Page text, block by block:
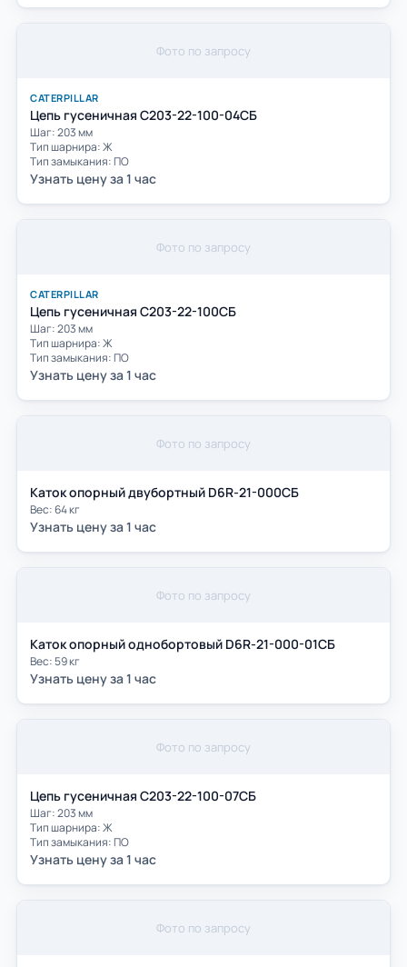
Фото по запросу
CATERPILLAR
Цепь гусеничная С203-22-100-04СБ
Шаг: 203 мм
Тип шарнира: Ж
Тип замыкания: ПО
Узнать цену за 1 час
Фото по запросу
CATERPILLAR
Цепь гусеничная С203-22-100СБ
Шаг: 203 мм
Тип шарнира: Ж
Тип замыкания: ПО
Узнать цену за 1 час
Фото по запросу
Каток опорный двубортный D6R-21-000СБ
Вес: 64 кг
Узнать цену за 1 час
Фото по запросу
Каток опорный однобортовый D6R-21-000-01СБ
Вес: 59 кг
Узнать цену за 1 час
Фото по запросу
Цепь гусеничная С203-22-100-07СБ
Шаг: 203 мм
Тип шарнира: Ж
Тип замыкания: ПО
Узнать цену за 1 час
Фото по запросу